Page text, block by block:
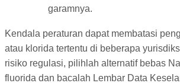
garamnya.
Kendala peraturan dapat membatasi
atau klorida tertentu di beberapa
risiko regulasi, pilihlah alternatif bebas
fluorida dan bacalah Lembar Data